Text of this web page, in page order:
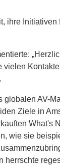
ihre
AV-
Ziele in
What's
wie sie